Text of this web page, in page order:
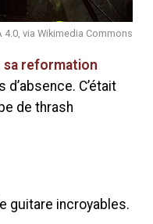
4.0, via Wikimedia Commons
sa reformation
C’était
de thrash
guitare incroyables.